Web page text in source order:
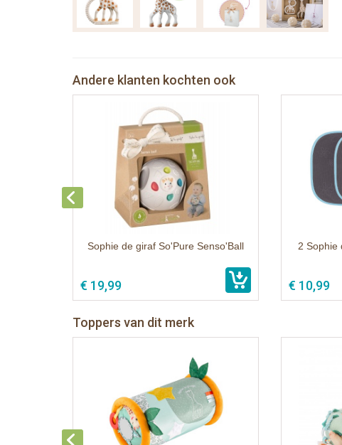
Andere klanten kochten ook
Sophie de giraf So'Pure Senso'Ball
€ 19,99
2 Sophie
€ 10,99
Toppers van dit merk